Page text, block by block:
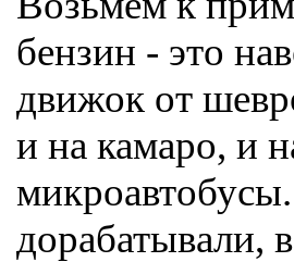
бензин - это
движок от
и на камаро, и
дорабатывали,